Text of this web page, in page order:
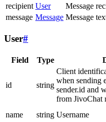
recipient User
Message
message Message Message
User#
Field Type
id string
Client
when sending
sender.id and
from JivoChat
name string Username